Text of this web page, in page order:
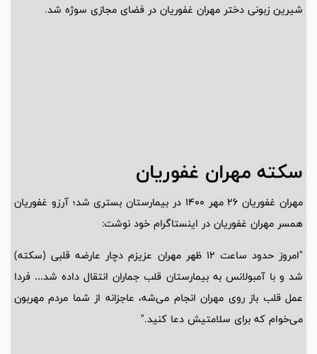
شیرین زبونی دختر مهران غفوریان در فضای مجازی سوژه شد.
سکته مهران غفوریان
مهران غفوریان ۲۶ مهر ۱۴۰۰ در بیمارستان بستری شد؛ آرزو غفوریان
همسر مهران غفوریان در اینستاگرام خود نوشت:
"امروز حدود ساعت ۱۲ ظهر مهران عزیزم دچار عارضه قلبی (سکته)
شد و با آمبولانس به بیمارستان قلب جماران انتقال داده شد… فردا
عمل قلب باز روی مهران انجام می‌شه، عاجزانه از شما مردم مهربون
می‌خوام که برای سلامتیش دعا کنید."